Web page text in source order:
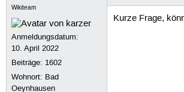
Wikiteam
Anmeldungsdatum:
10. April 2022
Beiträge: 1602
Wohnort: Bad
Oeynhausen
Kurze Frage,